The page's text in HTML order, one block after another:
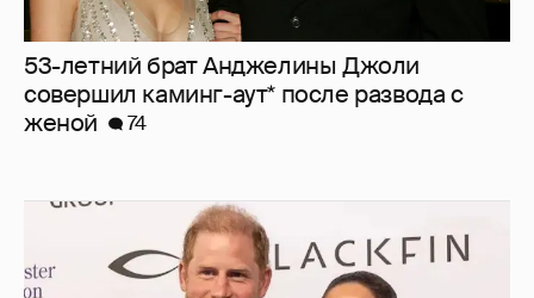
53-летний брат Анджелины Джоли
совершил каминг-аут* после развода с
женой
74